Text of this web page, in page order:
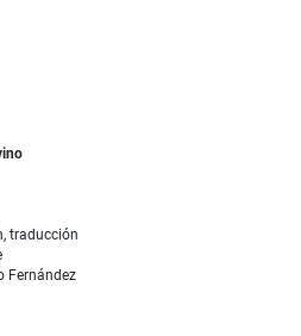
traducción
Fernández